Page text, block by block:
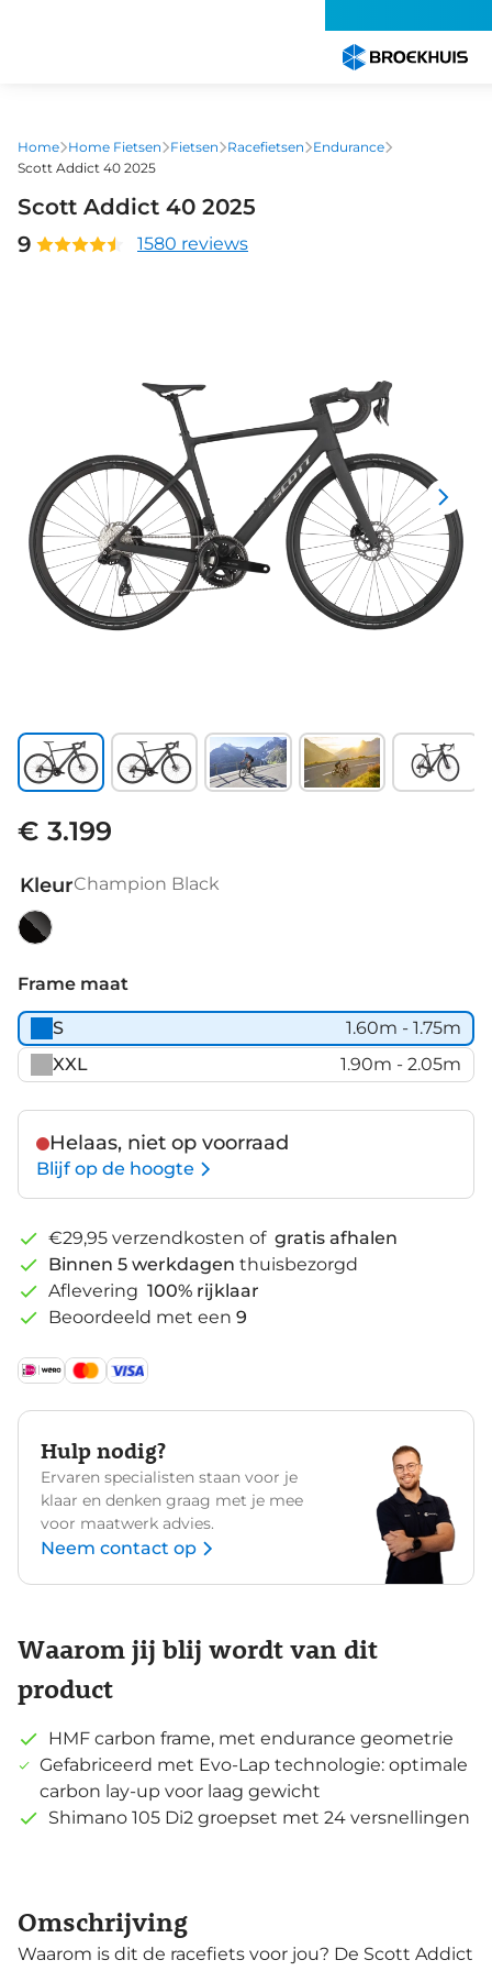
gaan
Home Home Fietsen Fietsen Racefietsen
Endurance
Scott Addict 40 2025
Scott Addict 40 2025
9
1580 reviews
€ 3.199
KleurChampion Black
Black
Frame maat
S
1.60m - 1.75m
XXL
1.90m - 2.05m
Helaas, niet op voorraad
Blijf op de hoogte
€29,95 verzendkosten of gratis afhalen
Binnen 5 werkdagen thuisbezorgd
Aflevering 100% rijklaar
Beoordeeld met een 9
Hulp nodig?
Ervaren specialisten staan voor je
klaar en denken graag met je mee
voor maatwerk advies.
Neem contact op
Waarom jij blij wordt van dit
product
HMF carbon frame, met endurance geometrie
Gefabriceerd met Evo-Lap technologie: optimale
carbon lay-up voor laag gewicht
Shimano 105 Di2 groepset met 24 versnellingen
Omschrijving
Waarom is dit de racefiets voor jou? De Scott Addict